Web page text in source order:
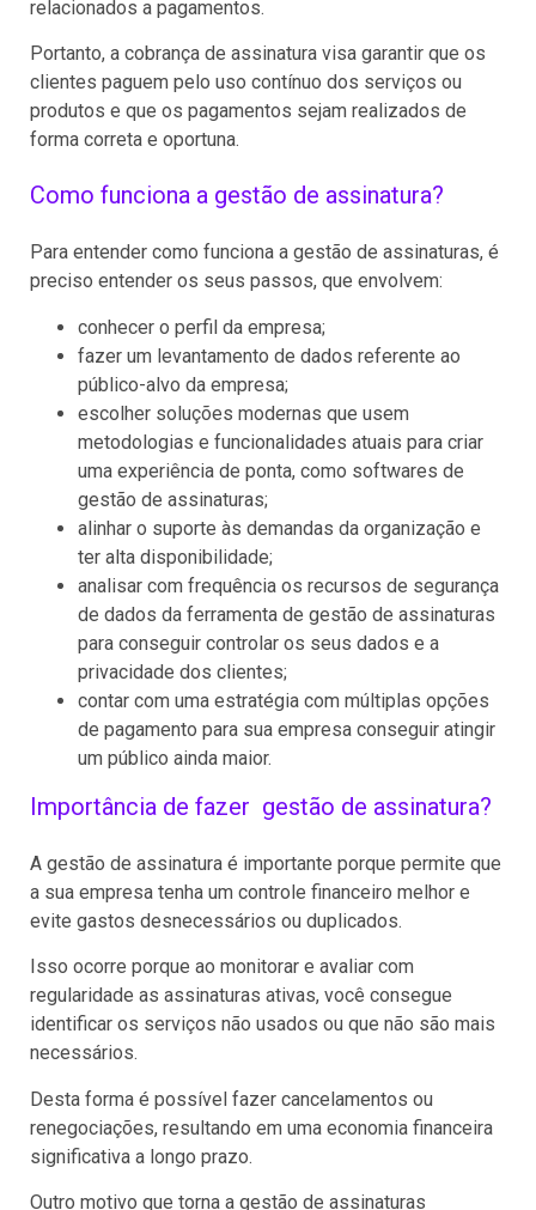
relacionados a pagamentos.
Portanto, a cobrança de assinatura visa garantir que os
clientes paguem pelo uso contínuo dos serviços ou
produtos e que os pagamentos sejam realizados de
forma correta e oportuna.
Como funciona a gestão de assinatura?
Para entender como funciona a gestão de assinaturas, é
preciso entender os seus passos, que envolvem:
conhecer o perfil da empresa;
fazer um levantamento de dados referente ao
público-alvo da empresa;
escolher soluções modernas que usem
metodologias e funcionalidades atuais para criar
uma experiência de ponta, como softwares de
gestão de assinaturas;
alinhar o suporte às demandas da organização e
ter alta disponibilidade;
analisar com frequência os recursos de segurança
de dados da ferramenta de gestão de assinaturas
para conseguir controlar os seus dados e a
privacidade dos clientes;
contar com uma estratégia com múltiplas opções
de pagamento para sua empresa conseguir atingir
um público ainda maior.
Importância de fazer gestão de assinatura?
A gestão de assinatura é importante porque permite que
a sua empresa tenha um controle financeiro melhor e
evite gastos desnecessários ou duplicados.
Isso ocorre porque ao monitorar e avaliar com
regularidade as assinaturas ativas, você consegue
identificar os serviços não usados ou que não são mais
necessários.
Desta forma é possível fazer cancelamentos ou
renegociações, resultando em uma economia financeira
significativa a longo prazo.
Outro motivo que torna a gestão de assinaturas